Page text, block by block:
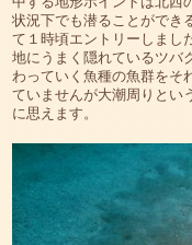
状況下でも潜ることができ
て１時頃エントリーしまし
地にうまく隠れているツバ
わっていく魚種の魚群をそ
ていませんが大潮周りとい
に思えます。